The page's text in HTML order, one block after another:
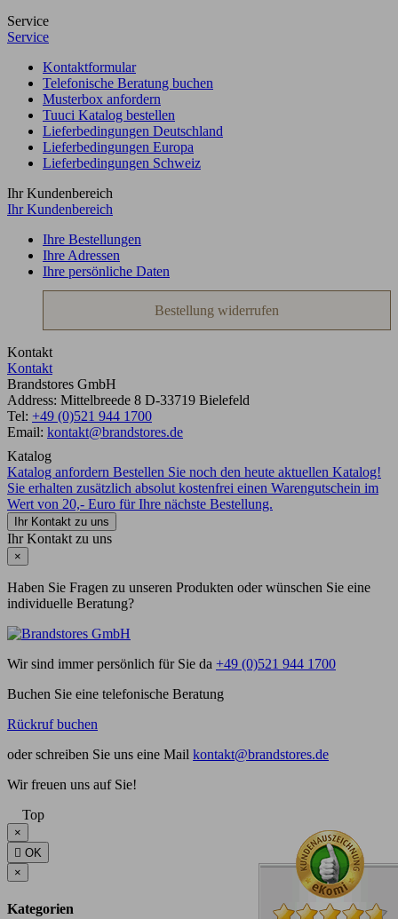
Service
Service
Kontaktformular
Telefonische Beratung buchen
Musterbox anfordern
Tuuci Katalog bestellen
Lieferbedingungen Deutschland
Lieferbedingungen Europa
Lieferbedingungen Schweiz
Ihr Kundenbereich
Ihr Kundenbereich
Ihre Bestellungen
Ihre Adressen
Ihre persönliche Daten
Bestellung widerrufen
Kontakt
Kontakt
Brandstores GmbH
Address: Mittelbreede 8 D-33719 Bielefeld
Tel: +49 (0)521 944 1700
Email: kontakt@brandstores.de
Katalog
Katalog anfordern Bestellen Sie noch den heute aktuellen Katalog!
Sie erhalten zusätzlich absolut kostenfrei einen Warengutschein im
Wert von 20,- Euro für Ihre nächste Bestellung.
Ihr Kontakt zu uns
Ihr Kontakt zu uns
×
Haben Sie Fragen zu unseren Produkten oder wünschen Sie eine
individuelle Beratung?
Wir sind immer persönlich für Sie da +49 (0)521 944 1700
Buchen Sie eine telefonische Beratung
Rückruf buchen
oder schreiben Sie uns eine Mail kontakt@brandstores.de
Wir freuen uns auf Sie!
Top
×
 OK
×
Kategorien